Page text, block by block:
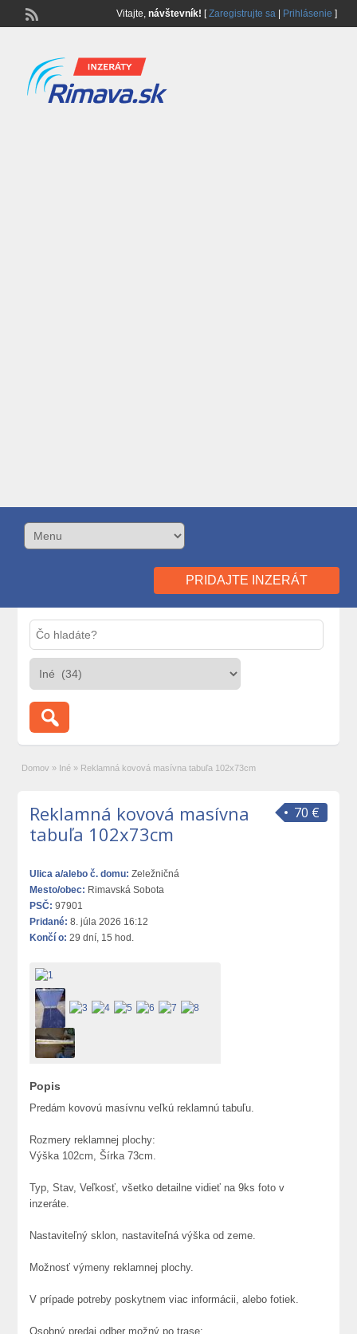
Vitajte, návštevník! [Zaregistrujte sa| Prihlásenie ]
PRIDAJTE INZERÁT
Domov » Iné » Reklamná kovová masívna tabuľa 102x73cm
70 €
Reklamná kovová masívna
tabuľa 102x73cm
Ulica a/alebo č. domu: Zeležničná
Mesto/obec: Rimavská Sobota
PSČ: 97901
Pridané: 8. júla 2026 16:12
Končí o: 29 dní, 15 hod.
Popis
Predám kovovú masívnu veľkú reklamnú tabuľu.
Rozmery reklamnej plochy:
Výška 102cm, Šírka 73cm.
Typ, Stav, Veľkosť, všetko detailne vidieť na 9ks foto v
inzeráte.
Nastaviteľný sklon, nastaviteľná výška od zeme.
Možnosť výmeny reklamnej plochy.
V prípade potreby poskytnem viac informácii, alebo fotiek.
Osobný predaj odber možný po trase: